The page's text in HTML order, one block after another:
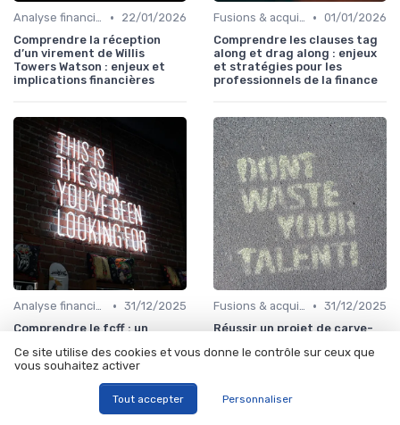
Analyse financière •
22/01/2026
Comprendre la réception
d’un virement de Willis
Towers Watson : enjeux et
implications financières
Fusions & acquisitions (M&A) • 01/01/2026
Comprendre les clauses tag
along et drag along : enjeux
et stratégies pour les
professionnels de la finance
Analyse financière • 31/12/2025
Comprendre le fcff : un
financière avancée
Fusions & acquisitions (M&A) • 31/12/2025
Réussir un projet de carve-
pour les professionnels de la
Ce site utilise des cookies et vous donne le contrôle sur ceux que
vous souhaitez activer
Tout accepter Personnaliser